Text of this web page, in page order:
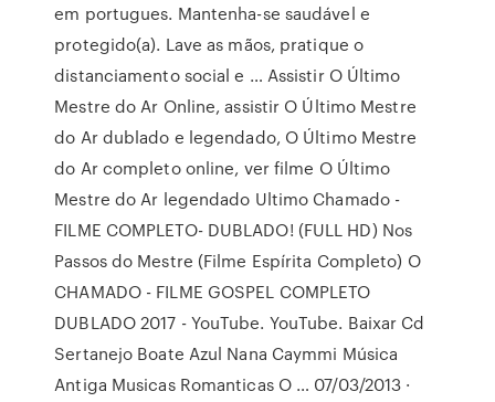
em portugues. Mantenha-se saudável e
protegido(a). Lave as mãos, pratique o
distanciamento social e … Assistir O Último
Mestre do Ar Online, assistir O Último Mestre
do Ar dublado e legendado, O Último Mestre
do Ar completo online, ver filme O Último
Mestre do Ar legendado Ultimo Chamado -
FILME COMPLETO- DUBLADO! (FULL HD) Nos
Passos do Mestre (Filme Espírita Completo) O
CHAMADO - FILME GOSPEL COMPLETO
DUBLADO 2017 - YouTube. YouTube. Baixar Cd
Sertanejo Boate Azul Nana Caymmi Música
Antiga Musicas Romanticas O … 07/03/2013 ·